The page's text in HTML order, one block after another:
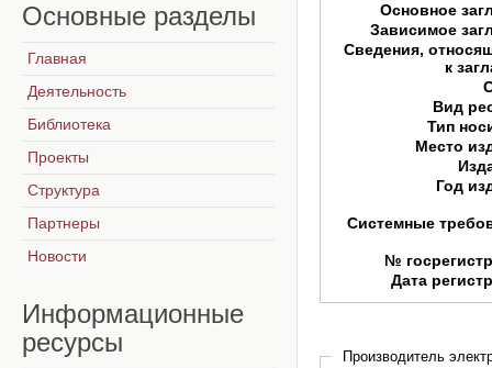
Основное
Зависимое
Сведения,
к
Вид
Тип
Место
Год
Системные
№
Дата
Производитель
Основные разделы
Главная
Деятельность
Библиотека
Проекты
Структура
Партнеры
Новости
Информационные
ресурсы